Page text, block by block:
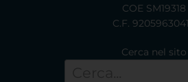
COE SM19318
C.F.
Cerca nel sito